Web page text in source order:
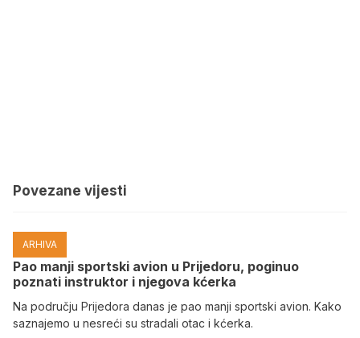
Povezane vijesti
ARHIVA
Pao manji sportski avion u Prijedoru, poginuo
poznati instruktor i njegova kćerka
Na području Prijedora danas je pao manji sportski avion. Kako
saznajemo u nesreći su stradali otac i kćerka.